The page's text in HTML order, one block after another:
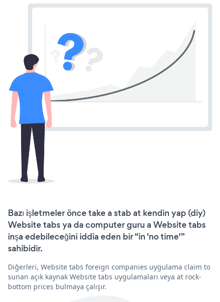
Bazı işletmeler önce take a stab at kendin yap (diy)
Website tabs ya da computer guru a Website tabs
inşa edebileceğini iddia eden bir “in 'no time'”
sahibidir.
Diğerleri, Website tabs foreign companies uygulama claim to
sunan açık kaynak Website tabs uygulamaları veya at rock-
bottom prices bulmaya çalışır.